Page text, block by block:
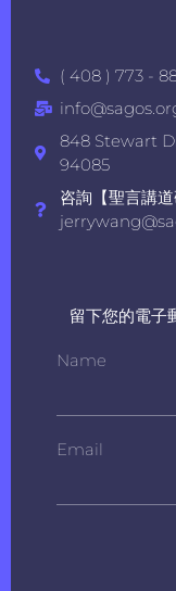
( 408 ) 773 -
848 Stewart
94085
咨詢【聖言講
留下您的電子
Name
Email